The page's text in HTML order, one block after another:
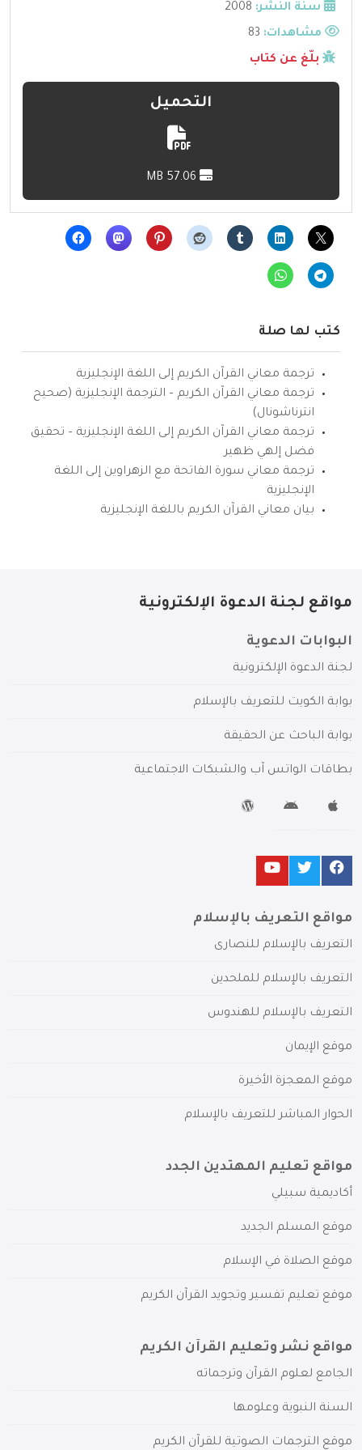
سنة النشر: 2008
مشاهدات:
بلّغ عن كتاب
التحميل
كتب لها صلة
ترجمة معاني القرآن الكريم إلى اللغة الإنجليزية
ترجمة معاني القرآن الكريم – الترجمة الإنجليزية (صحيح
انترناشونال)
ترجمة معاني القرآن الكريم إلى اللغة الإنجليزية – تحقيق
فضل إلهي ظهير
ترجمة معاني سورة الفاتحة مع الزهراوين إلى اللغة
الإنجليزية
بيان معاني القرآن الكريم باللغة الإنجليزية
مواقع لجنة الدعوة الإلكترونية
البوابات الدعوية
لجنة الدعوة الإلكترونية
بوابة الكويت للتعريف بالإسلام
بوابة الباحث عن الحقيقة
بطاقات الواتس آب والشبكات الاجتماعية
مواقع التعريف بالإسلام
التعريف بالإسلام للنصارى
التعريف بالإسلام للملحدين
التعريف بالإسلام للهندوس
موقع الإيمان
موقع المعجزة الأخيرة
الحوار المباشر للتعريف بالإسلام
مواقع تعليم المهتدين الجدد
أكاديمية سبيلي
موقع المسلم الجديد
موقع الصلاة في الإسلام
موقع تعليم تفسير وتجويد القرآن الكريم
مواقع نشر وتعليم القرآن الكريم
الجامع لعلوم القرآن وترجماته
السنة النبوية وعلومها
موقع الترجمات الصوتية للقرآن الكريم